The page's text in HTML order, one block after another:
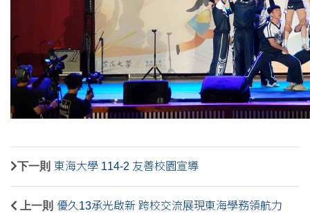
下一則 東海大學 114-2 友善校園宣導
上一則 優久13承光啟新 跨校交流展現東海學務領航力